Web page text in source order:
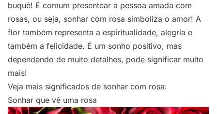
buquê! É comum presentear a pessoa amada com
rosas, ou seja, sonhar com rosa simboliza o amor! A
flor também representa a espiritualidade, alegria e
também a felicidade. É um sonho positivo, mas
dependendo de muito detalhes, pode significar muito
mais!
Veja mais significados de sonhar com rosa:
Sonhar que vê uma rosa